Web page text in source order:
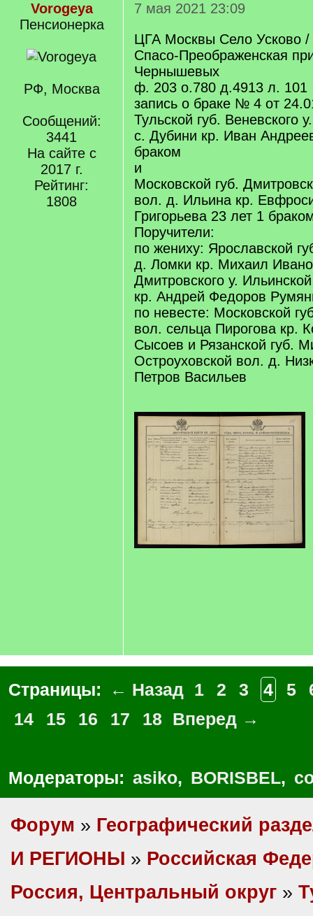
Vorogeya
Пенсионерка
РФ, Москва
Сообщений:
3441
На сайте с
2017 г.
Рейтинг:
1808
7 мая 2021 23:09
ЦГА Москвы Село Усково /
Спасо-Преображенская
Чернышевых
ф. 203 о.780 д.4913 л. 101
запись о браке № 4 от
Тульской губ. Веневского
с. Дубини кр. Иван
браком
и
Московской губ.
вол. д. Ильина кр.
Григорьева 23 лет 1
Поручители:
по жениху: Ярославской
д. Ломки кр. Михаил
Дмитровского у.
кр. Андрей Федоров
по невесте: Московской
вол. сельца Пирогова кр.
Сысоев и Рязанской губ.
Остроуховской вол. д.
Петров Васильев
Страницы: ← Назад 1 2 3 4 5
14
15 16 17 18 Вперед →
Модераторы: asiko, BORISBEL,
Форум » Географический
И РЕГИОНЫ » Российская
Россия, Центральный округ »